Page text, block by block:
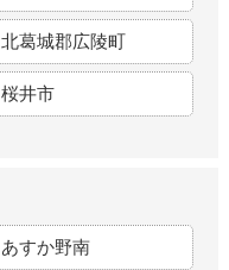
北葛城郡広陵町
桜井市
あすか野南